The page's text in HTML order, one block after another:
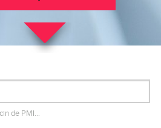
de PMI…